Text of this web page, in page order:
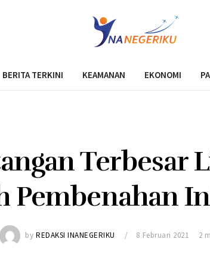
BERITA TERKINI KEAMANAN EKONOMI
Terbesar
Pembenahan
by REDAKSI INANEGERIKU 8 Februari 2021 2